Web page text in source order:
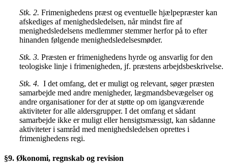
Stk. 2. Frimenighedens præst og eventuelle hjælpepræster kan
afskediges af menighedsledelsen, når mindst fire af
menighedsledelsens medlemmer stemmer herfor på to efter
hinanden følgende menighedsledelsesmøder.
Stk. 3. Præsten er frimenighedens hyrde og ansvarlig for den
teologiske linje i frimenigheden, jf. præstens arbejdsbeskrivelse.
Stk. 4. I det omfang, det er muligt og relevant, søger præsten
samarbejde med andre menigheder, lægmandsbevægelser og
andre organisationer for der at støtte op om igangværende
aktiviteter for alle aldersgrupper. I det omfang et sådant
samarbejde ikke er muligt eller hensigtsmæssigt, kan sådanne
aktiviteter i samråd med menighedsledelsen oprettes i
frimenighedens regi.
§9. Økonomi, regnskab og revision